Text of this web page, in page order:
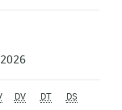
DV DT DS